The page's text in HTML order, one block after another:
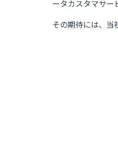
ータカスタマサー
その期待には、当